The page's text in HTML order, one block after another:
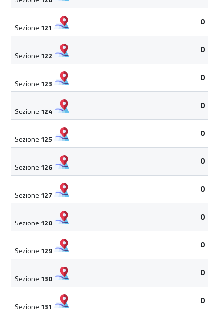
Sezione 121
0
Sezione 122
0
Sezione 123
0
Sezione 124
0
Sezione 125
0
Sezione 126
0
Sezione 127
0
Sezione 128
0
Sezione 129
0
Sezione 130
0
Sezione 131
0